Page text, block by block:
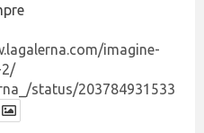
imagine-
2/
status/203784931533